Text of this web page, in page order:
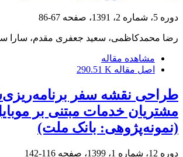
دوره 5، شماره 2، 1391، صفحه 67-86
رضا محمدکاظمی، سعید جعفری مقدم، سارا
مشاهده مقاله
اصل مقاله 290.51 K
طراحی نقشه سفر
مشتریان خدمات مبتنی بر
(نمونه‌پژوهی: بانک ملت)
دوره 12، شماره 1، 1399، صفحه 116-142